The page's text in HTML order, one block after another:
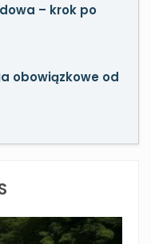
– krok po
obowiązkowe od